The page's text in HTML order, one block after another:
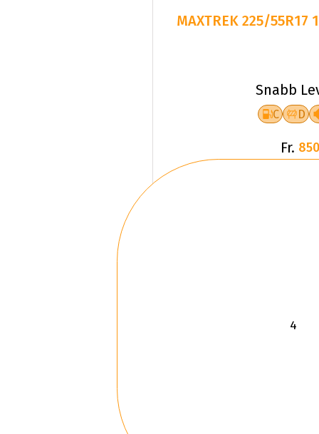
MAXTREK 225/55R17
Snabb
C D
Fr.